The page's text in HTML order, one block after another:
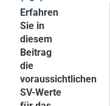
Erfahren
Sie in
diesem
Beitrag
die
voraussichtlichen
SV-Werte